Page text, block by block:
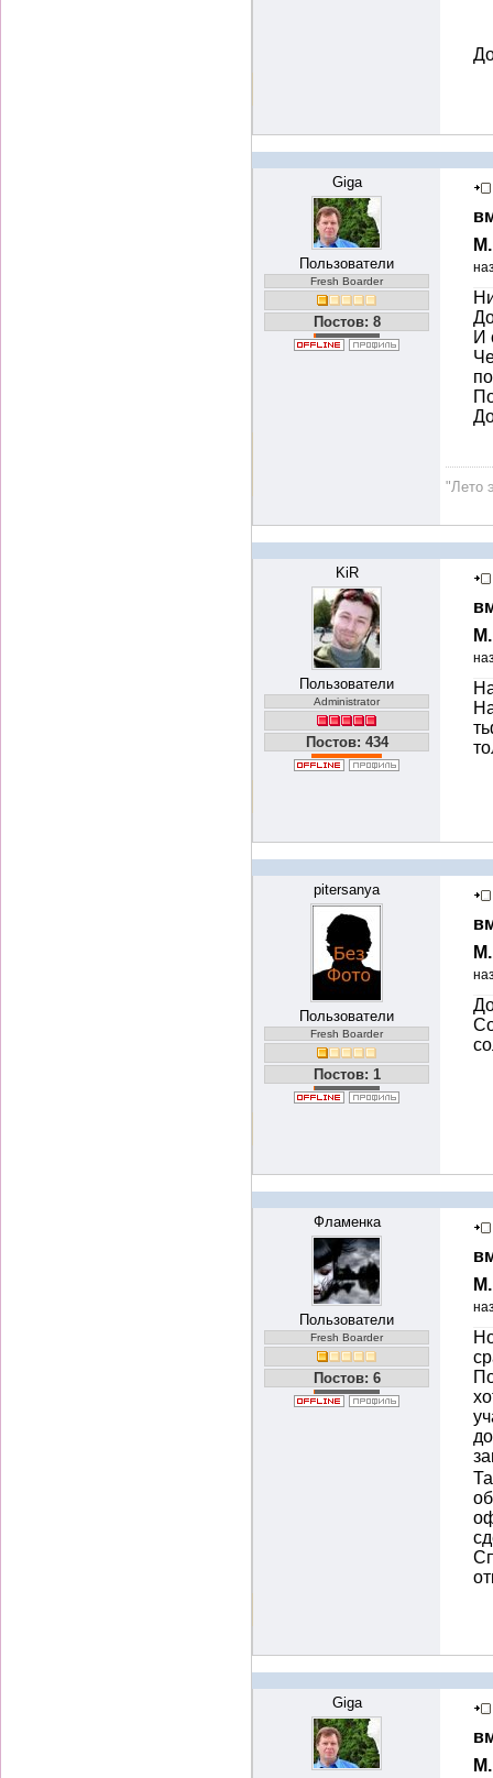
Giga
Пользователи
Fresh Boarder
Постов: 8
И
"Лето
KiR
Пользователи
Administrator
Постов: 434
pitersanya
Пользователи
Fresh Boarder
Постов: 1
Фламенка
Пользователи
Fresh Boarder
Постов: 6
Giga